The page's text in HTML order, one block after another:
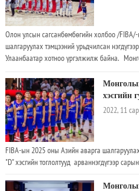
Олон улсын сагсанбөмбөгийн холбоо /
шалгаруулах тэмцээний урьдчилсан
Улаанбаатар хотноо үргэлжилж байна.
шалгаран тоглох болзлоо хангалаа.
Малайзын шигшээ багийн эн тэнцүүхэн
эхлүүлсэн бол 2 дахь тоглолтоо Таитигийн
хожоод байлаа
хэсгийн
2022, 11
FIBA-ын 2025 оны Азийн аварга
"D" хэсгийн тоглолтууд арваннэгдүгээр